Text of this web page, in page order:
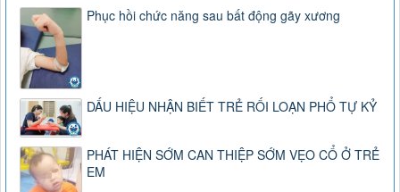
Phục hồi chức năng sau bất động gãy xương
DẤU HIỆU NHẬN BIẾT TRẺ RỐI LOẠN PHỔ TỰ KỶ
PHÁT HIỆN SỚM CAN THIỆP SỚM VẸO CỔ Ở TRẺ
EM